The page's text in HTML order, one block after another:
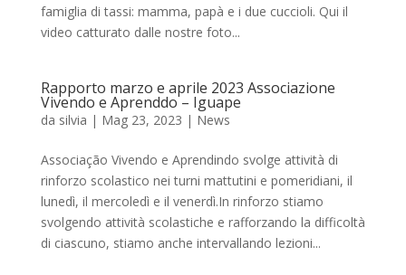
famiglia di tassi: mamma, papà e i due cuccioli. Qui il
video catturato dalle nostre foto...
Rapporto marzo e aprile 2023 Associazione
Vivendo e Aprenddo – Iguape
da silvia | Mag 23, 2023 | News
Associação Vivendo e Aprendindo svolge attività di
rinforzo scolastico nei turni mattutini e pomeridiani, il
lunedì, il mercoledì e il venerdì.In rinforzo stiamo
svolgendo attività scolastiche e rafforzando la difficoltà
di ciascuno, stiamo anche intervallando lezioni...